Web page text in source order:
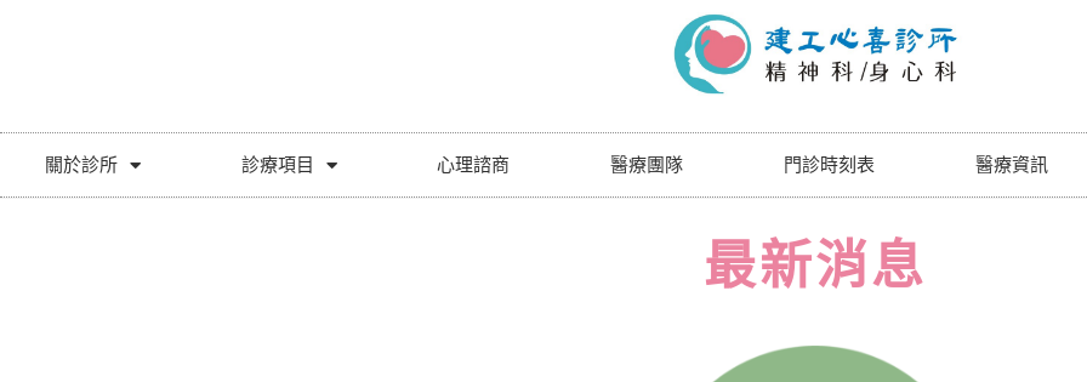
關於診所 診療項目 心理諮商 醫療團隊 門診時刻表 醫療資訊
最新消息